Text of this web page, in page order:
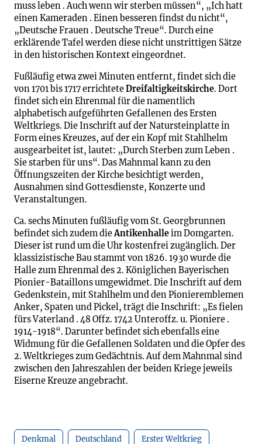
muss leben . Auch wenn wir sterben müssen“, „Ich hatt
einen Kameraden . Einen besseren findst du nicht“,
„Deutsche Frauen . Deutsche Treue“. Durch eine
erklärende Tafel werden diese nicht unstrittigen Sätze
in den historischen Kontext eingeordnet.
Fußläufig etwa zwei Minuten entfernt, findet sich die
von 1701 bis 1717 errichteteDreifaltigkeitskirche. Dort
findet sich ein Ehrenmal für die namentlich
alphabetisch aufgeführten Gefallenen des Ersten
Weltkriegs. Die Inschrift auf der Natursteinplatte in
Form eines Kreuzes, auf der ein Kopf mit Stahlhelm
ausgearbeitet ist, lautet: „Durch Sterben zum Leben .
Sie starben für uns“. Das Mahnmal kann zu den
Öffnungszeiten der Kirche besichtigt werden,
Ausnahmen sind Gottesdienste, Konzerte und
Veranstaltungen.
Ca. sechs Minuten fußläufig vom St. Georgbrunnen
befindet sich zudem dieAntikenhalleim Domgarten.
Dieser ist rund um die Uhr kostenfrei zugänglich. Der
klassizistische Bau stammt von 1826. 1930 wurde die
Halle zum Ehrenmal des 2. Königlichen Bayerischen
Pionier-Bataillons umgewidmet. Die Inschrift auf dem
Gedenkstein, mit Stahlhelm und den Pionieremblemen
Anker, Spaten und Pickel, trägt die Inschrift: „Es fielen
fürs Vaterland . 48 Offz. 1742 Unteroffz. u. Pioniere .
1914-1918“. Darunter befindet sich ebenfalls eine
Widmung für die Gefallenen Soldaten und die Opfer des
2. Weltkrieges zum Gedächtnis. Auf dem Mahnmal sind
zwischen den Jahreszahlen der beiden Kriege jeweils
Eiserne Kreuze angebracht.
Denkmal Deutschland Erster Weltkrieg